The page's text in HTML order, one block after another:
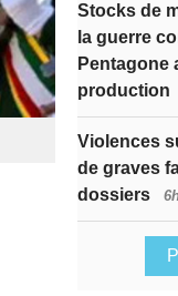
Stocks de
la guerre
Pentagone
production
Violences
de graves
dossiers